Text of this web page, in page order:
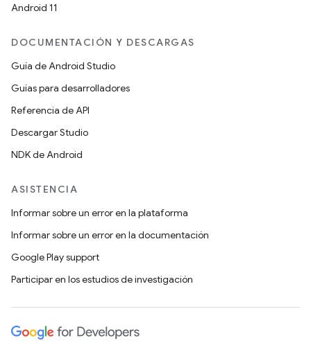
Android 11
DOCUMENTACIÓN Y DESCARGAS
Guía de Android Studio
Guías para desarrolladores
Referencia de API
Descargar Studio
NDK de Android
ASISTENCIA
Informar sobre un error en la plataforma
Informar sobre un error en la documentación
Google Play support
Participar en los estudios de investigación